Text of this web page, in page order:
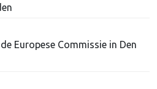
Europese Commissie in Den